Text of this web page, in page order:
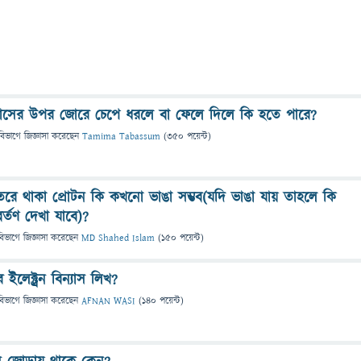
উপর জোরে চেপে ধরলে বা ফেলে দিলে কি হতে পারে?
জিজ্ঞাসাকরেছেনTamima Tabassum (350 পয়েন্ট)
থাকা প্রোটন কি কখনো ভাঙা সম্ভব(যদি ভাঙা যায় তাহলে কি
দেখা যাবে)?
জিজ্ঞাসাকরেছেনMD Shahed Islam (150 পয়েন্ট)
বিন্যাস লিখ?
জিজ্ঞাসাকরেছেনAFNAN WASI (140 পয়েন্ট)